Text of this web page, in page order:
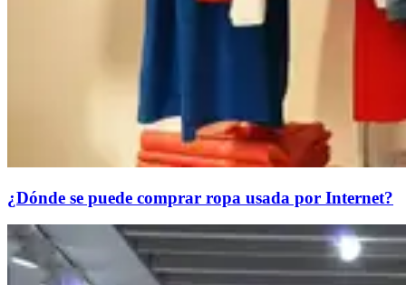
¿Dónde se puede comprar ropa usada por Internet?